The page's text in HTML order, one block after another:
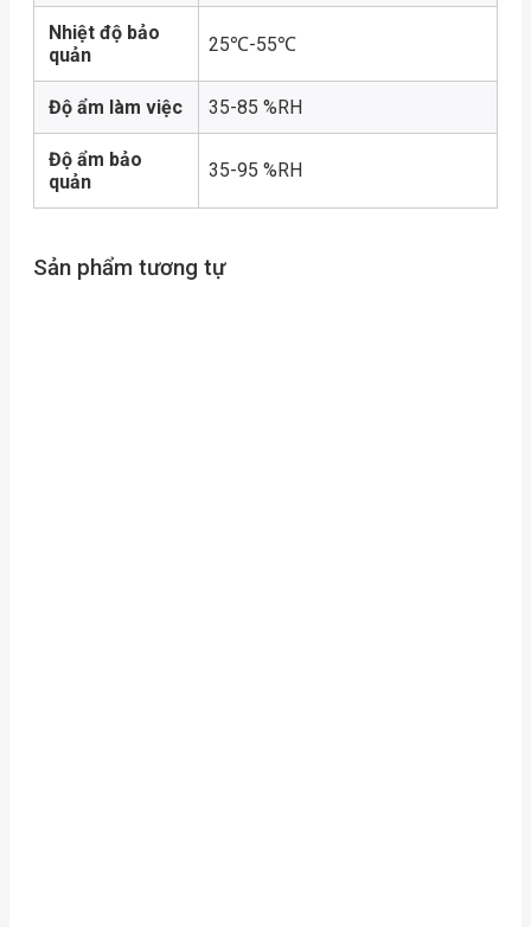
Nhiệt độ bảo
quản
25℃-55℃
Độ ẩm làm việc 35-85 %RH
Độ ẩm bảo
quản
35-95 %RH
Sản phẩm tương tự